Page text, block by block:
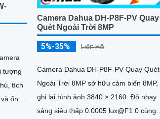
tượng
tích
ống
Camera Dahua DH-P8F-PV Quay
Quét Ngoài Trời 8MP
5%-35% Liên Hệ
Camera Dahua DH-P8F-PV Quay Quét
Ngoài Trời 8MP sở hữu cảm biến 8MP,
ghi lại hình ảnh 3840 × 2160. Độ nhạy
sáng siêu thấp 0.0005 lux@F1.0 cùng